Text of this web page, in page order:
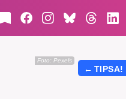
Foto: Pexels
← TIPSA!